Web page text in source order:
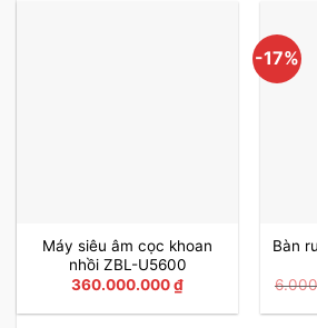
Máy siêu âm cọc khoan
nhồi ZBL-U5600
360.000.000₫
-17%
Bàn